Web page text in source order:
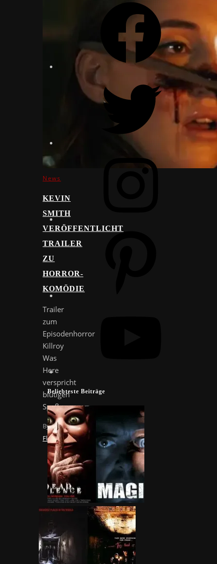
News
KEVIN
SMITH
VERÖFFENTLICHT
TRAILER
ZU
HORROR-
KOMÖDIE
Trailer
zum
Episodenhorror
Killroy
Was
Here
verspricht
blutigen
Spaß
By
Florian
Twitter
Pinterest
YouTube
Beliebteste Beiträge